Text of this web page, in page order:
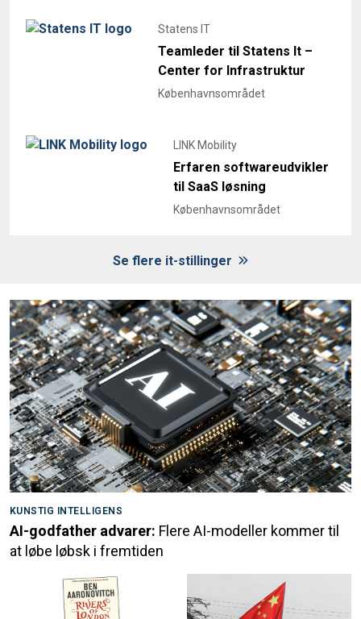
Statens IT
Teamleder til Statens It –
Center for Infrastruktur
Københavnsområdet
LINK Mobility
Erfaren softwareudvikler
til SaaS løsning
Københavnsområdet
Se flere it-stillinger
KUNSTIG INTELLIGENS
AI-godfather advarer: Flere AI-modeller kommer til
at løbe løbsk i fremtiden